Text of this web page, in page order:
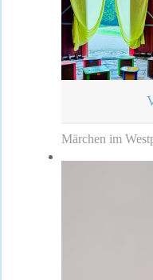
Märchen im